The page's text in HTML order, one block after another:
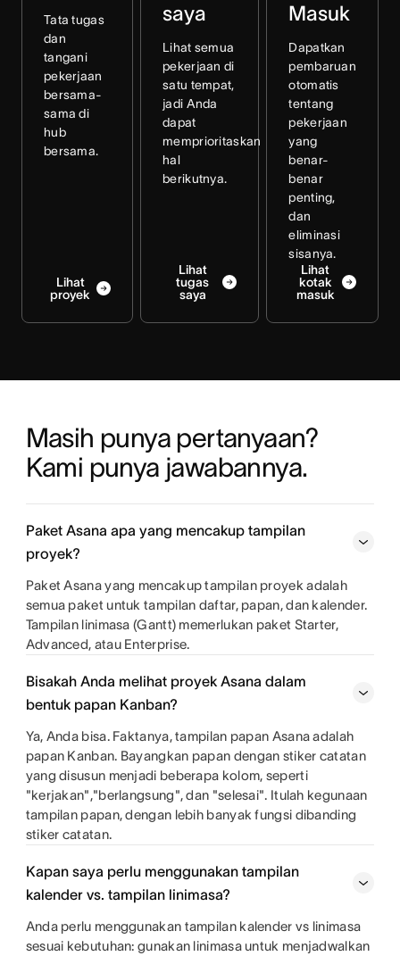
Tata tugas
dan
tangani
pekerjaan
bersama-
sama di
hub
bersama.
Lihat
proyek
saya
Lihat semua
pekerjaan di
satu tempat,
jadi Anda
dapat
memprioritaskan
hal
berikutnya.
Lihat
tugas
saya
Masuk
Dapatkan
pembaruan
otomatis
tentang
pekerjaan
yang
benar-
benar
penting,
dan
eliminasi
sisanya.
Lihat
kotak
masuk
Masih punya pertanyaan?
Kami punya jawabannya.
Paket Asana apa yang mencakup tampilan
proyek?
Paket Asana yang mencakup tampilan proyek adalah
semua paket untuk tampilan daftar, papan, dan kalender.
Tampilan linimasa (Gantt) memerlukan paket Starter,
Advanced, atau Enterprise.
Bisakah Anda melihat proyek Asana dalam
bentuk papan Kanban?
Ya, Anda bisa. Faktanya, tampilan papan Asana adalah
papan Kanban. Bayangkan papan dengan stiker catatan
yang disusun menjadi beberapa kolom, seperti
"kerjakan","berlangsung", dan "selesai". Itulah kegunaan
tampilan papan, dengan lebih banyak fungsi dibanding
stiker catatan.
Kapan saya perlu menggunakan tampilan
kalender vs. tampilan linimasa?
Anda perlu menggunakan tampilan kalender vs linimasa
sesuai kebutuhan: gunakan linimasa untuk menjadwalkan